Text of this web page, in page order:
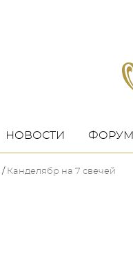
НОВОСТИ ФОРУМ
Канделябр на 7 свечей